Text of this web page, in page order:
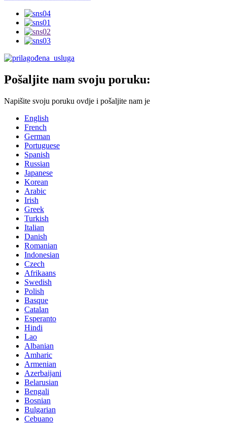
Pošaljite nam svoju poruku:
Napišite svoju poruku ovdje i pošaljite nam je
English
French
German
Portuguese
Spanish
Russian
Japanese
Korean
Arabic
Irish
Greek
Turkish
Italian
Danish
Romanian
Indonesian
Czech
Afrikaans
Swedish
Polish
Basque
Catalan
Esperanto
Hindi
Lao
Albanian
Amharic
Armenian
Azerbaijani
Belarusian
Bengali
Bosnian
Bulgarian
Cebuano